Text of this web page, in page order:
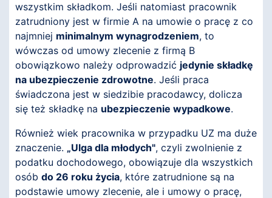
wszystkim składkom. Jeśli natomiast pracownik
zatrudniony jest w firmie A na umowie o pracę z co
najmniej minimalnym wynagrodzeniem, to
wówczas od umowy zlecenie z firmą B
obowiązkowo należy odprowadzić jedynie składkę
na ubezpieczenie zdrowotne. Jeśli praca
świadczona jest w siedzibie pracodawcy, dolicza
się też składkę na ubezpieczenie wypadkowe.
Również wiek pracownika w przypadku UZ ma duże
znaczenie. „Ulga dla młodych", czyli zwolnienie z
podatku dochodowego, obowiązuje dla wszystkich
osób do 26 roku życia, które zatrudnione są na
podstawie umowy zlecenie, ale i umowy o pracę,